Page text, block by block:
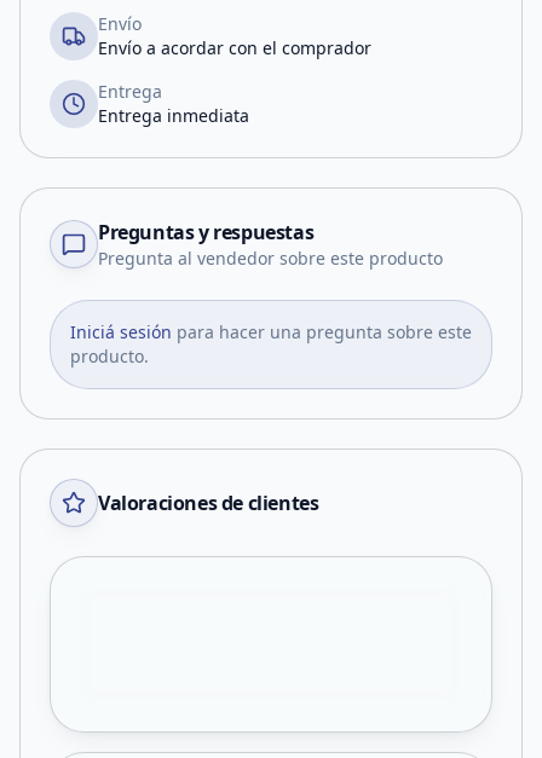
Envío
Envío a acordar con el comprador
Entrega
Entrega inmediata
Preguntas y respuestas
Pregunta al vendedor sobre este producto
Iniciá sesión para hacer una pregunta sobre este
producto.
Valoraciones de clientes